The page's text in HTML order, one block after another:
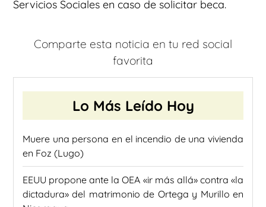
Servicios Sociales en caso de solicitar beca.
Comparte esta noticia en tu red social
favorita
Lo Más Leído Hoy
Muere una persona en el incendio de una vivienda
en Foz (Lugo)
EEUU propone ante la OEA «ir más allá» contra «la
dictadura» del matrimonio de Ortega y Murillo en